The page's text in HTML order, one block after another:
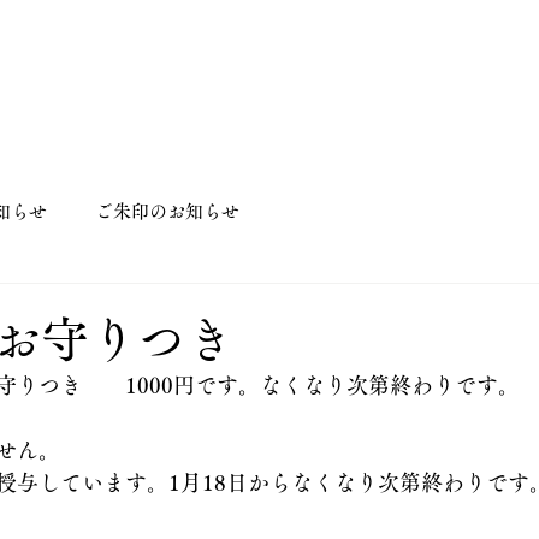
らせ ご朱印のお知らせ
守りつき
りつき　　1000円です。なくなり次第終わりです。
ん。
与しています。1月18日からなくなり次第終わりです。